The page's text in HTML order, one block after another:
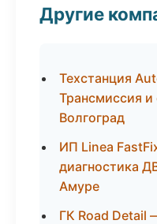
Другие
Техстанция
Трансмиссия и
Волгоград
ИП Linea
диагностика
Амуре
ГК Road Detail